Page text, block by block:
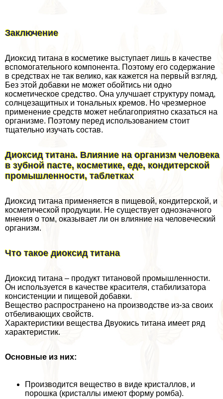
Заключение
Диоксид титана в косметике выступает лишь в качестве
вспомогательного компонента. Поэтому его содержание
в средствах не так велико, как кажется на первый взгляд.
Без этой добавки не может обойтись ни одно
косметическое средство. Она улучшает структуру помад,
солнцезащитных и тональных кремов. Но чрезмерное
применение средств может нeблагоприятно сказаться на
организме. Поэтому перед использованием стоит
тщательно изучать состав.
Диоксид титана. Влияние на организм человека
в зубной пасте, косметике, еде, кондитерской
промышленности, таблетках
Диоксид титана применяется в пищевой, кондитерской, и
косметической продукции. Не существует однозначного
мнения о том, оказывает ли он влияние на человеческий
организм.
Что такое диоксид титана
Диоксид титана – продукт титановой промышленности.
Он используется в качестве красителя, стабилизатора
консистенции и пищевой добавки.
Вещество распространено на производстве из-за своих
отбеливающих свойств.
Хаpaктеристики вещества Двуокись титана имеет ряд
хаpaктеристик.
Основные из них:
Производится вещество в виде кристаллов, и
порошка (кристаллы имеют форму ромба).